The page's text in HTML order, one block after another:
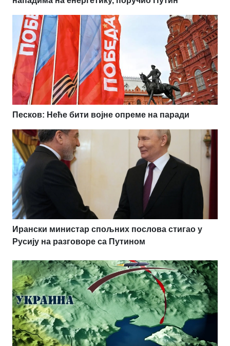
Песков: Неће бити војне опреме на паради
Ирански министар спољних послова стигао у
Русију на разговоре са Путином